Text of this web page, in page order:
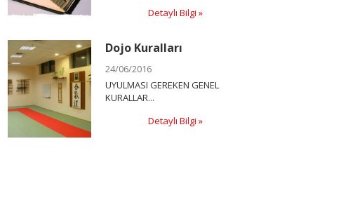
Detaylı Bilgi »
Dojo Kuralları
24/06/2016
UYULMASI GEREKEN GENEL
KURALLAR...
Detaylı Bilgi »